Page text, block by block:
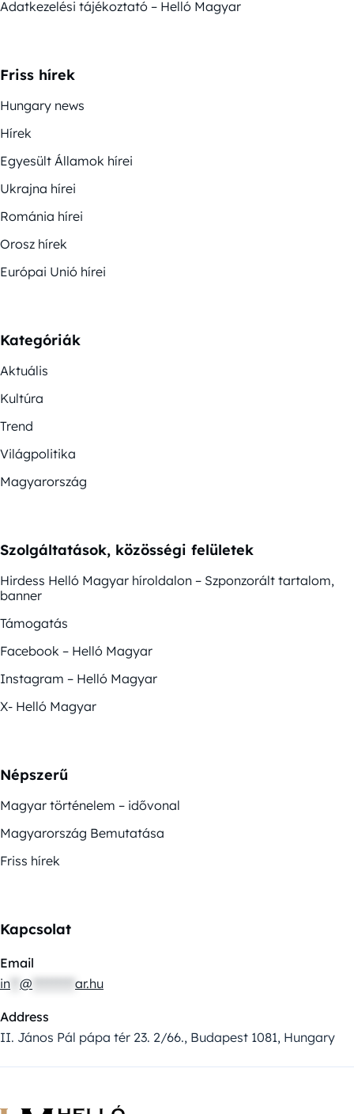
Adatkezelési tájékoztató – Helló Magyar
Friss hírek
Hungary news
Hírek
Egyesült Államok hírei
Ukrajna hírei
Románia hírei
Orosz hírek
Európai Unió hírei
Kategóriák
Aktuális
Kultúra
Trend
Világpolitika
Magyarország
Szolgáltatások, közösségi felületek
Hirdess Helló Magyar híroldalon – Szponzorált tartalom,
banner
Támogatás
Facebook – Helló Magyar
Instagram – Helló Magyar
X- Helló Magyar
Népszerű
Magyar történelem – idővonal
Magyarország Bemutatása
Friss hírek
Kapcsolat
Email
in @ ar.hu
Address
II. János Pál pápa tér 23. 2/66., Budapest 1081, Hungary